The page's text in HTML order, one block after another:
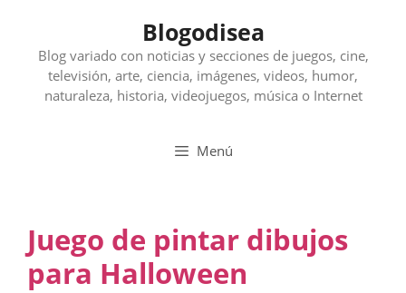
contenido
Blogodisea
Blog variado con noticias y secciones de juegos, cine,
televisión, arte, ciencia, imágenes, videos, humor,
naturaleza, historia, videojuegos, música o Internet
Menú
Juego de pintar dibujos
para Halloween